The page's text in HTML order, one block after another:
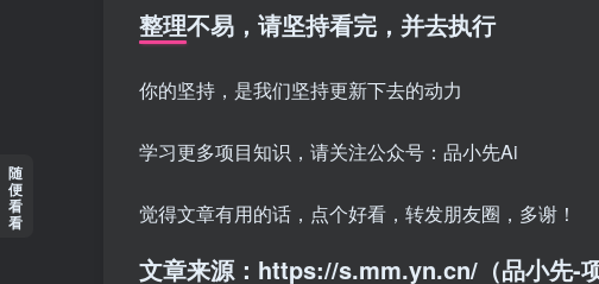
整理不易，请坚持看完，并去执行
你的坚持，是我们坚持更新下去的动力
学习更多项目知识，请关注公众号：品小先Ai
觉得文章有用的话，点个好看，转发朋友圈，多谢！
文章来源：https://s.mm.yn.cn/（品小先-项
随
便
看
看